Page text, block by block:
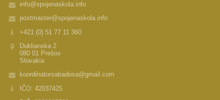
info@spojenaskola.info
postmaster@spojenaskola.info
+421 (0) 51 77 11 360
Duklianska 2
080 01 Prešov
Slovakia
koordinatorsabadosa@gmail.com
IČO: 42037425